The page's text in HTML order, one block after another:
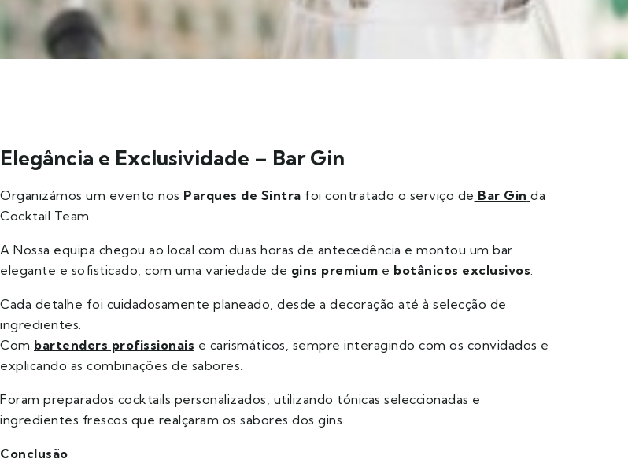
Elegância e Exclusividade – Bar Gin
Organizámos um evento nos Parques de Sintra foi contratado o serviço de Bar Gin da
Cocktail Team.
A Nossa equipa chegou ao local com duas horas de antecedência e montou um bar
elegante e sofisticado, com uma variedade de gins premium e botânicos exclusivos.
Cada detalhe foi cuidadosamente planeado, desde a decoração até à selecção de
ingredientes.
Com bartenders profissionais e carismáticos, sempre interagindo com os convidados e
explicando as combinações de sabores.
Foram preparados cocktails personalizados, utilizando tónicas seleccionadas e
ingredientes frescos que realçaram os sabores dos gins.
Conclusão